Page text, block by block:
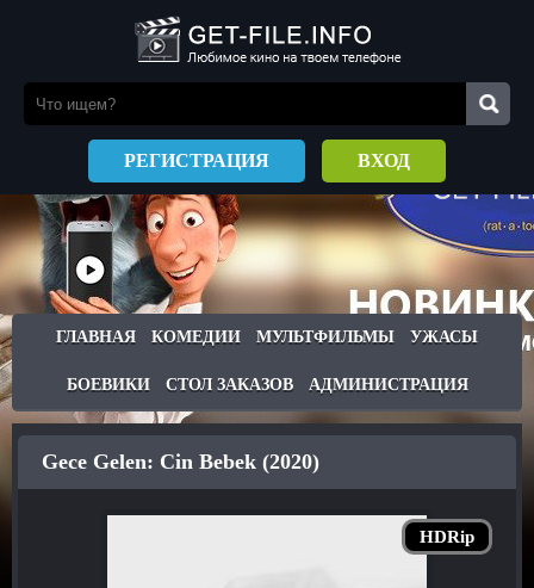
РЕГИСТРАЦИЯ ВХОД
ГЛАВНАЯ КОМЕДИИ МУЛЬТФИЛЬМЫ УЖАСЫ
БОЕВИКИ СТОЛ ЗАКАЗОВ АДМИНИСТРАЦИЯ
HDRip
Gece Gelen: Cin Bebek (2020)